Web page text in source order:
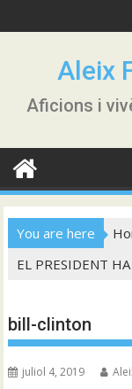
to
Aleix
Aficions i
You are here
EL PRESIDENT
bill-clinton
juliol 4, 2019